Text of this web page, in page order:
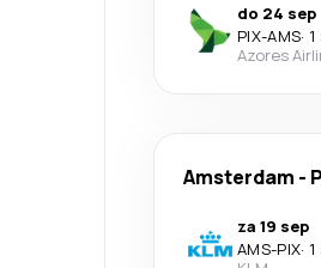
do 24 sep
PIX-AMS·
Azores
Amsterdam -
za 19 sep
AMS-PIX·